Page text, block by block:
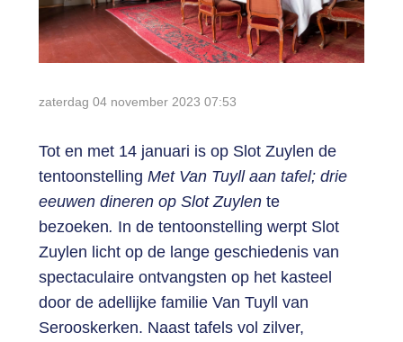
zaterdag 04 november 2023 07:53
Tot en met 14 januari is op Slot Zuylen de
tentoonstelling Met Van Tuyll aan tafel; drie
eeuwen dineren op Slot Zuylen te
bezoeken. In de tentoonstelling werpt Slot
Zuylen licht op de lange geschiedenis van
spectaculaire ontvangsten op het kasteel
door de adellijke familie Van Tuyll van
Serooskerken. Naast tafels vol zilver,
Login